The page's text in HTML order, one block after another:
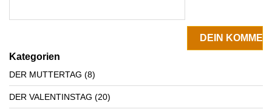
Kategorien
DER MUTTERTAG (8)
DER VALENTINSTAG (20)